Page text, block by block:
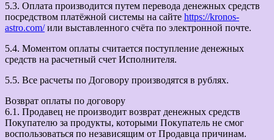
5.3. Оплата производится путем перевода денежных средств
посредством платёжной системы на сайте https://kronos-
astro.com/или выставленного счёта по электронной почте.
5.4. Моментом оплаты считается поступление денежных
средств на расчетный счет Исполнителя.
5.5. Все расчеты по Договору производятся в рублях.
Возврат оплаты по договору
6.1. Продавец не производит возврат денежных средств
Покупателю за продукты, которыми Покупатель не смог
воспользоваться по независящим от Продавца причинам.